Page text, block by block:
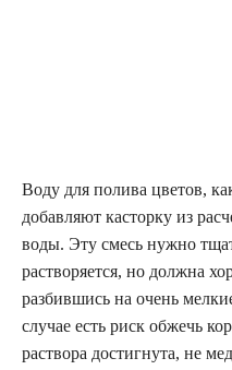
Воду для полива цветов,
добавляют касторку из
воды. Эту смесь нужно
растворяется, но должна
разбившись на очень
случае есть риск обжечь
раствора достигнута, не